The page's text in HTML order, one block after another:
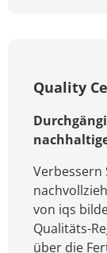
Quality
Verbessern
von iqs
Qualitäts-
über die